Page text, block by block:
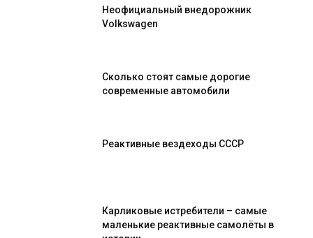
Неофициальный внедорожник
Volkswagen
Сколько стоят самые дорогие
современные автомобили
Реактивные вездеходы СССР
Карликовые истребители – самые
маленькие реактивные самолёты в